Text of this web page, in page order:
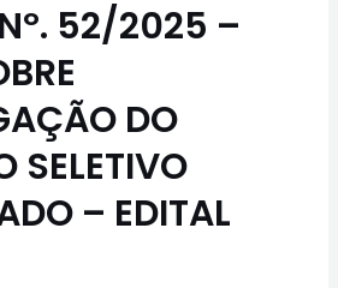
52/2025 –
DO
SELETIVO
– EDITAL